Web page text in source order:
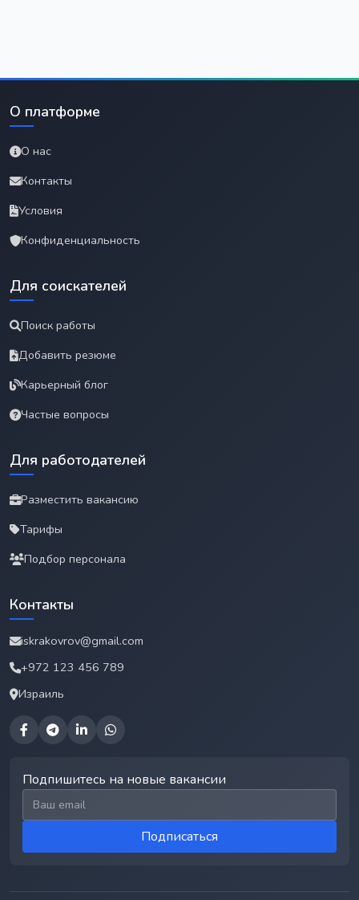
О платформе
О нас
Контакты
Условия
Конфиденциальность
Для соискателей
Поиск работы
Добавить резюме
Карьерный блог
Частые вопросы
Для работодателей
Разместить вакансию
Тарифы
Подбор персонала
Контакты
iskrakovrov@gmail.com
+972 123 456 789
Израиль
Подпишитесь на новые вакансии
Email для подписки
Подписаться